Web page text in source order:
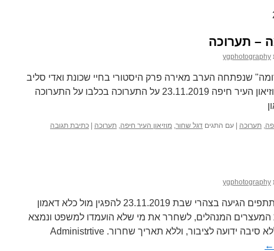
– תערוכה
ygphotography
שנפתחה הערב מאירה פרק היסטורי בחיי שכונת ואדי סליב
בחיפה של שנות החמישים. מוזיאון העיר חיפה 23.11.2019 על התערוכה בכלבו על התערוכה
, תערוכה עם התגים דגל שחור, מוזיאון העיר חיפה, תערוכה כתיבת תגובה
ygphotography
Solidarity מחאה עם 24 משתתפים הגיעה בצהרי שבת 23.11.2019 להפגין מול כלא דאמון
המנהלים, לשחרר את מי שלא הועמדו למשפט ונמצא
אסור בכלא, או יושבת בכלא ללא סיבה ידועה לציבור, וללא תאריך שחרור. Administrtive
←